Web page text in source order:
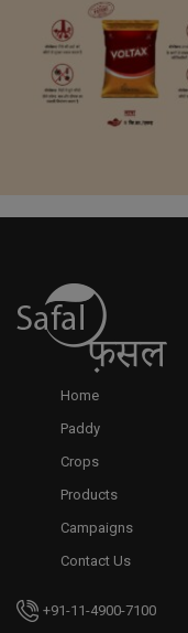
Home
Paddy
Crops
Products
Campaigns
Contact Us
+91-11-4900-7100